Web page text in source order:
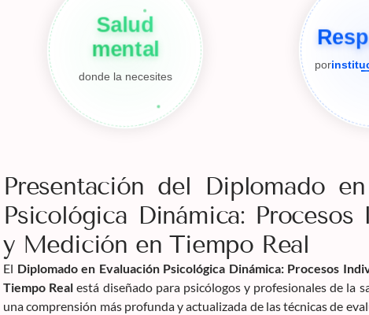
Salud
mental
donde la necesites
por
Presentación del Diplomado
Psicológica Dinámica: Procesos
y Medición en Tiempo Real
El Diplomado en Evaluación Psicológica Dinámica: Procesos
Tiempo Real está diseñado para psicólogos y profesionales de la
una comprensión más profunda y actualizada de las técnicas de